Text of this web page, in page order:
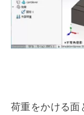
荷重をかける面